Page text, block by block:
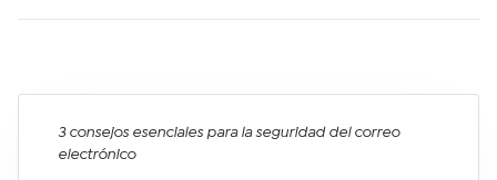
3 consejos esenciales para la seguridad del correo
electrónico